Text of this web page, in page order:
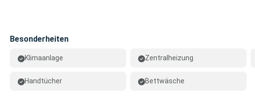
Besonderheiten
Klimaanlage Zentralheizung
Handtücher Bettwäsche